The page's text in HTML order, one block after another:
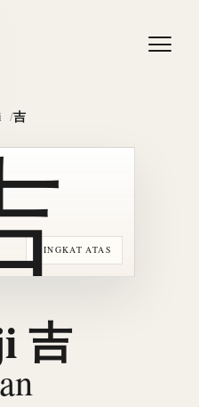
吉
TINGKAT ATAS
吉